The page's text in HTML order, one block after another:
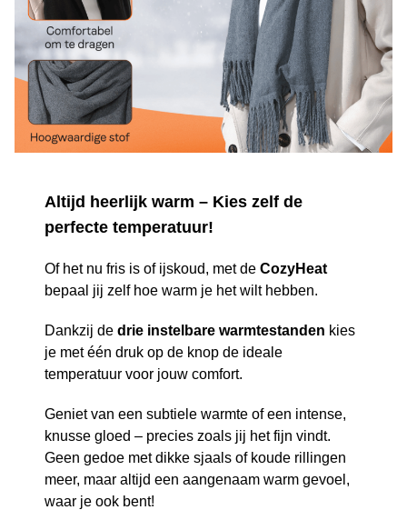
Altijd heerlijk warm – Kies zelf de
perfecte temperatuur!
Of het nu fris is of ijskoud, met deCozyHeat
bepaal jij zelf hoe warm je het wilt hebben.
Dankzij dedrie instelbare warmtestanden kies
je met één druk op de knop de ideale
temperatuur voor jouw comfort.
Geniet van een subtiele warmte of een intense,
knusse gloed – precies zoals jij het fijn vindt.
Geen gedoe met dikke sjaals of koude rillingen
meer, maar altijd een aangenaam warm gevoel,
waar je ook bent!